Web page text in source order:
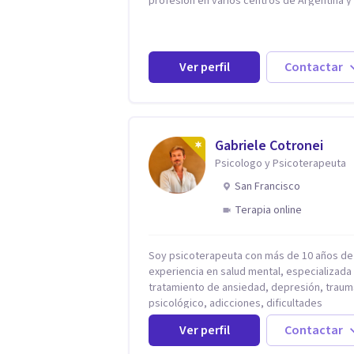
conductuales basadas en evidencia
con comprobados resultados. Los objetivos
terapéuticos están centrados en brindar
vida.
Ver perfil Contactar
Gabriele Cotronei
Psicologo y Psicoterapeuta
San Francisco
Terapia online
Soy psicoterapeuta con más de 10 años de
experiencia en salud mental,
tratamiento de ansiedad, depresión,
psicológico, adicciones, dificultades
identitarias y efectos de experiencias
tempranas adversas. Ofrezco un espacio
terapéutico seguro, confidencial y
Ver perfil Contactar